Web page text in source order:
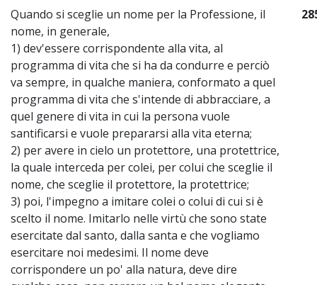
Quando si sceglie un nome per la Professione, il
nome, in generale,
1) dev'essere corrispondente alla vita, al
programma di vita che si ha da condurre e perciò
va sempre, in qualche maniera, conformato a quel
programma di vita che s'intende di abbracciare, a
quel genere di vita in cui la persona vuole
santificarsi e vuole prepararsi alla vita eterna;
2) per avere in cielo un protettore, una protettrice,
la quale interceda per colei, per colui che sceglie il
nome, che sceglie il protettore, la protettrice;
3) poi, l'impegno a imitare colei o colui di cui si è
scelto il nome. Imitarlo nelle virtù che sono state
esercitate dal santo, dalla santa e che vogliamo
esercitare noi medesimi. Il nome deve
corrispondere un po' alla natura, deve dire